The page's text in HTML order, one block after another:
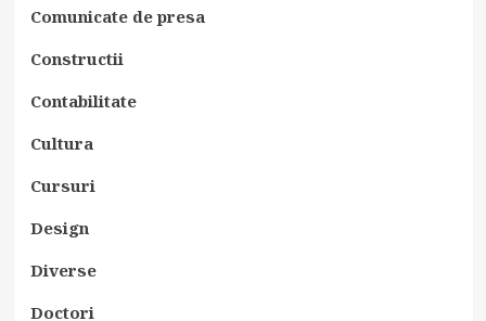
Comunicate de presa
Constructii
Contabilitate
Cultura
Cursuri
Design
Diverse
Doctori